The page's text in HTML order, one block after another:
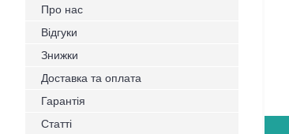
Про нас
Відгуки
Знижки
Доставка та оплата
Гарантія
Статті